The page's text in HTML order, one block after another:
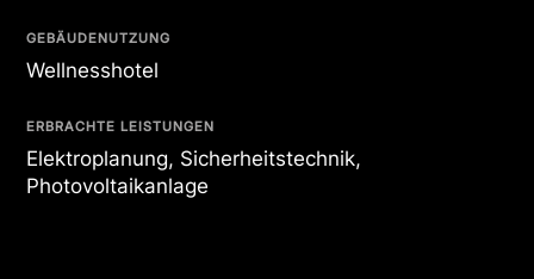
GEBÄUDENUTZUNG
Wellnesshotel
ERBRACHTE LEISTUNGEN
Elektroplanung, Sicherheitstechnik,
Photovoltaikanlage